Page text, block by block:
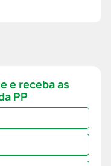
e receba as
PP